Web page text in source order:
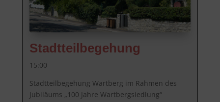
Stadtteilbegehung
15:00
Stadtteilbegehung Wartberg im Rahmen des
Jubiläums „100 Jahre Wartbergsiedlung“